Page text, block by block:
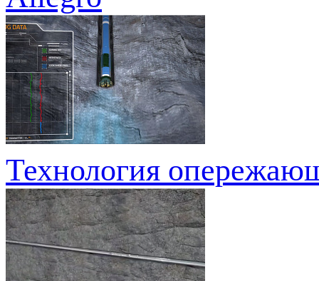
Технология